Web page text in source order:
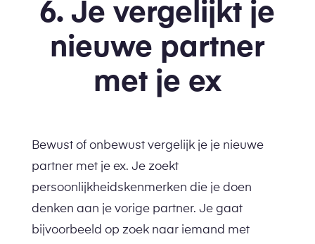
6. Je vergelijkt je
nieuwe partner
met je ex
Bewust of onbewust vergelijk je je nieuwe
partner met je ex. Je zoekt
persoonlijkheidskenmerken die je doen
denken aan je vorige partner. Je gaat
bijvoorbeeld op zoek naar iemand met